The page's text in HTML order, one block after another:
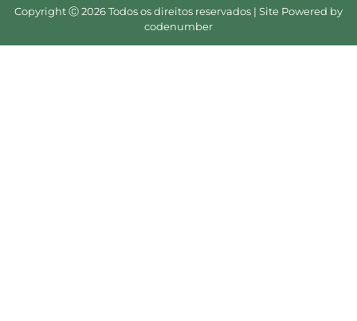
Copyright Ⓒ 2026 Todos os direitos reservados | Site Powered by
codenumber